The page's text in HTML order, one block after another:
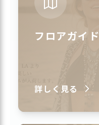
フロアガイド
詳しく見る